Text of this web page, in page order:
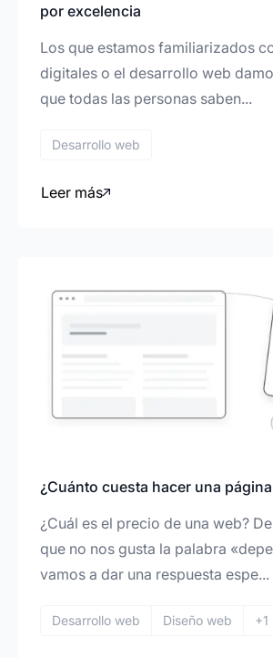
por excelencia
Los que estamos familiarizados
digitales o el desarrollo web
que todas las personas saben...
Desarrollo web
Leer más
¿Cuánto cuesta hacer una
¿Cuál es el precio de una web?
que no nos gusta la palabra
vamos a dar una respuesta espe...
Desarrollo web Diseño web +1